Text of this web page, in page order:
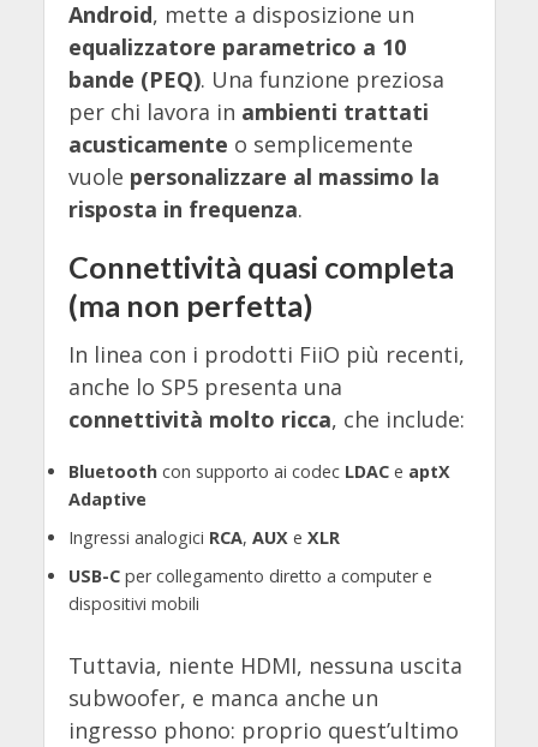
Android, mette a disposizione un
equalizzatore parametrico a 10
bande (PEQ). Una funzione preziosa
per chi lavora in ambienti trattati
acusticamente o semplicemente
vuole personalizzare al massimo la
risposta in frequenza.
Connettività quasi completa
(ma non perfetta)
In linea con i prodotti FiiO più recenti,
anche lo SP5 presenta una
connettività molto ricca, che include:
Bluetoothcon supporto ai codec LDACe aptX
Adaptive
Ingressi analogici RCA, AUXe XLR
USB-Cper collegamento diretto a computer e
dispositivi mobili
Tuttavia, niente HDMI, nessuna uscita
subwoofer, e manca anche un
ingresso phono: proprio quest’ultimo